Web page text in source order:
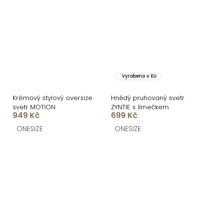
Krémový stylový oversize
svetr MOTION
949 Kč
ONESIZE
Vyrobeno v EU
Hnědý pruhovaný svetr
ZYNTIE s límečkem
699 Kč
ONESIZE